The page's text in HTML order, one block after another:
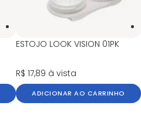
ESTOJO LOOK VISION 01PK
R$ 17,89 à vista
ADICIONAR AO CARRINHO